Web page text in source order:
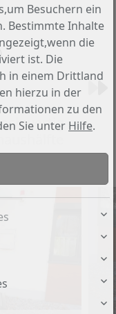
Besuchern ein
Bestimmte Inhalte
die
ist. Die
in einem Drittland
hierzu in der
zu den
Sie unter Hilfe.